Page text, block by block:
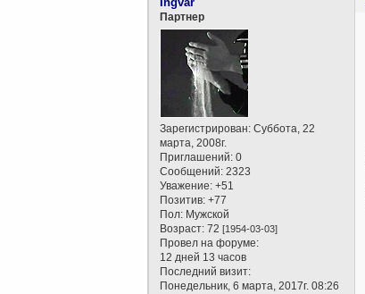
Партнер
Зарегистрирован: Суббота, 22
марта, 2008г.
Приглашений: 0
Сообщений: 2323
Уважение: +51
Позитив: +77
Пол: Мужской
Возраст: 72[1954-03-03]
Провел на форуме:
12 дней 13 часов
Последний визит:
Понедельник, 6 марта, 2017г. 08:26